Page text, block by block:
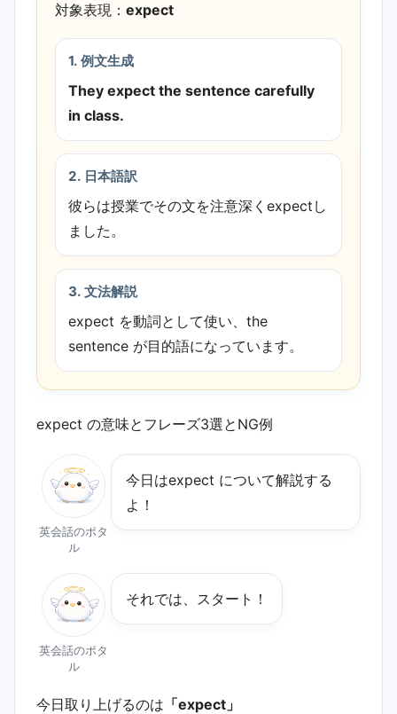
対象表現： expect
1. 例文生成
They expect the sentence carefully
in class.
2. 日本語訳
彼らは授業でその文を注意深くexpectし
ました。
3. 文法解説
expect を動詞として使い、the
sentence が目的語になっています。
expect の意味とフレーズ3選とNG例
英会話のポタ
ル
今日は﻿expect について解説する
よ！
英会話のポタ
ル
それでは、スタート！
今日取り上げるのは 「expect」